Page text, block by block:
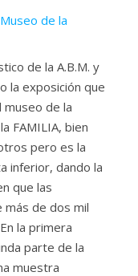
de la
de la A.B.M. y
la exposición que
museo de la
FAMILIA, bien
pero es la
inferior, dando la
que las
más de dos mil
la primera
parte de la
muestra